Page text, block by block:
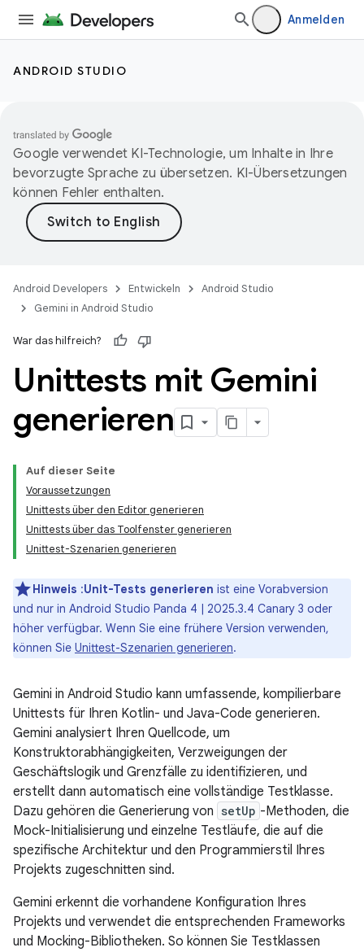
Anmelden
ANDROID STUDIO
Google verwendet KI-Technologie, um Inhalte in Ihre
bevorzugte Sprache zu übersetzen. KI-Übersetzungen
können Fehler enthalten.
Android Developers Entwickeln
Android Studio
Gemini in Android Studio
War das hilfreich?
Unittests mit Gemini
generieren
Auf dieser Seite
Voraussetzungen
Unittests über den Editor generieren
Unittests über das Toolfenster generieren
Unittest-Szenarien generieren
Hinweis :Unit-Tests generieren ist eine Vorabversion
und nur in Android Studio Panda 4 | 2025.3.4 Canary 3 oder
höher verfügbar. Wenn Sie eine frühere Version verwenden,
können Sie Unittest-Szenarien generieren.
Gemini in Android Studio kann umfassende, kompilierbare
Unittests für Ihren Kotlin- und Java-Code generieren.
Gemini analysiert Ihren Quellcode, um
Konstruktorabhängigkeiten, Verzweigungen der
Geschäftslogik und Grenzfälle zu identifizieren, und
erstellt dann automatisch eine vollständige Testklasse.
Dazu gehören die Generierung von setUp -Methoden, die
Mock-Initialisierung und einzelne Testläufe, die auf die
spezifische Architektur und den Programmierstil Ihres
Projekts zugeschnitten sind.
Gemini erkennt die vorhandene Konfiguration Ihres
Projekts und verwendet die entsprechenden Frameworks
und Mocking-Bibliotheken. So können Sie Testklassen